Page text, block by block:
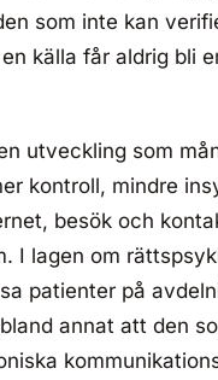
som inte kan
källa får aldrig bli
utveckling som
kontroll, mindre
besök och
I lagen om
patienter på
annat att den